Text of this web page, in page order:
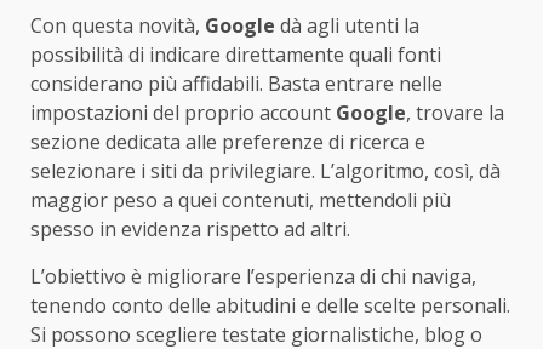
Con questa novità, Google dà agli utenti la
possibilità di indicare direttamente quali fonti
considerano più affidabili. Basta entrare nelle
impostazioni del proprio account Google, trovare la
sezione dedicata alle preferenze di ricerca e
selezionare i siti da privilegiare. L’algoritmo, così, dà
maggior peso a quei contenuti, mettendoli più
spesso in evidenza rispetto ad altri.
L’obiettivo è migliorare l’esperienza di chi naviga,
tenendo conto delle abitudini e delle scelte personali.
Si possono scegliere testate giornalistiche, blog o